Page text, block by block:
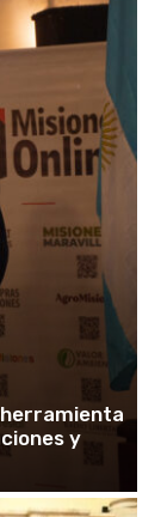
y